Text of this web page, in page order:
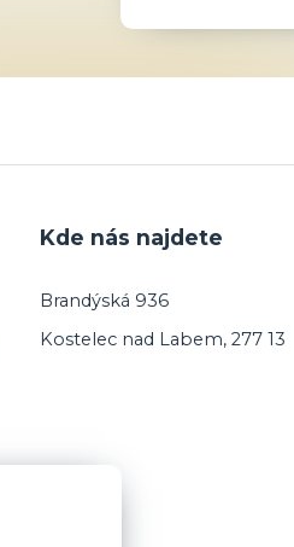
Kde nás najdete
Brandýská 936
Kostelec nad Labem, 277 13